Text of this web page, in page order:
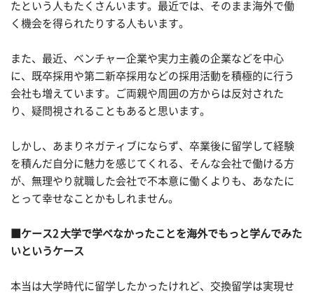
たという人もたくさんいます。最近では、そのまま海外で働
く機会を得られたりする人もいます。
また、最近、ベンチャー企業や実力主義の企業などを中心
に、既卒採用や第二新卒採用などの採用活動を積極的に行う
会社も増えています。ご両親や周囲の方からは反対された
り、疑問視されることもあると思います。
しかし、あまりネガティブにならず、卒業後に留学して経験
を積んだ自分に魅力を感じてくれる、そんな会社で働ける方
が、無理やり就職した会社で不本意に働くよりも、あなたに
とって幸せなことかもしれません。
■ケース2 大学で学べなかったことを海外でもっと学んでみた
いというケース
本当は大学時代に留学したかったけれど、交換留学は実現せ